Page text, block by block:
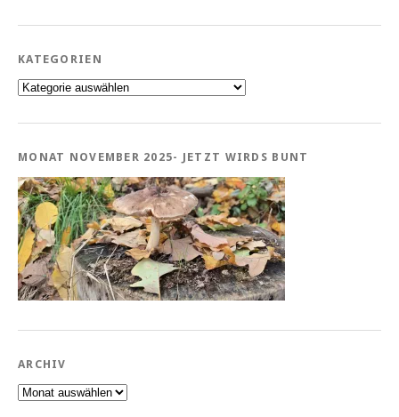
KATEGORIEN
Kategorien
MONAT NOVEMBER 2025- JETZT WIRDS BUNT
ARCHIV
Archiv